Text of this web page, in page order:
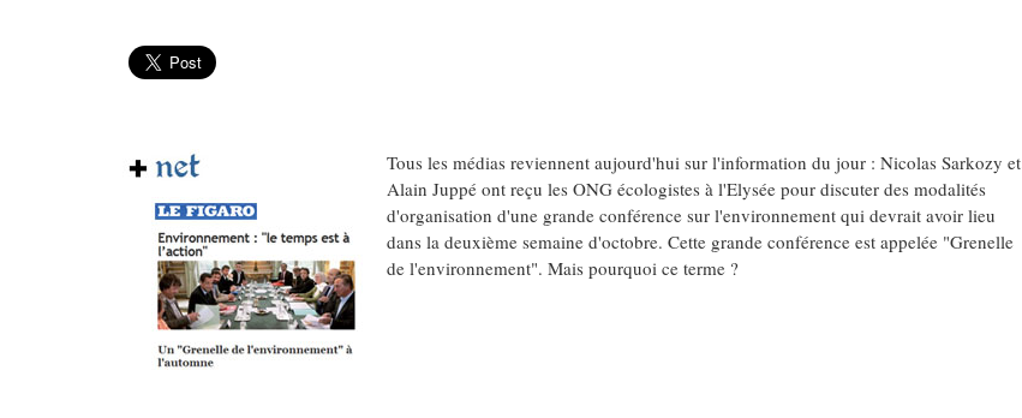
Tous les médias reviennent aujourd'hui sur l'information du jour : Nicolas Sarkozy et
Alain Juppé ont reçu les ONG écologistes à l'Elysée pour discuter des modalités
d'organisation d'une grande conférence sur l'environnement qui devrait avoir lieu
dans la deuxième semaine d'octobre. Cette grande conférence est appelée "Grenelle
de l'environnement". Mais pourquoi ce terme ?